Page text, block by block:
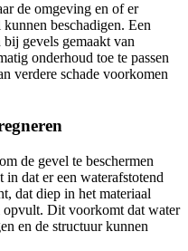
de omgeving en of er
beschadigen. Een
bij gevels gemaakt van
onderhoud toe te passen
verdere schade voorkomen
de gevel te beschermen
dat er een waterafstotend
dat diep in het materiaal
opvult. Dit voorkomt dat water
en de structuur kunnen